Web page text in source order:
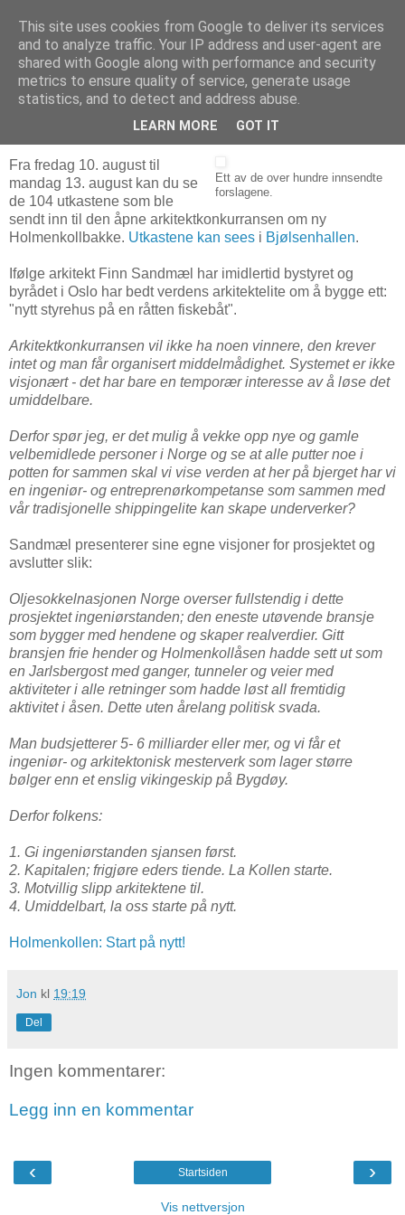
Arkitektur & Miljøteknologi
11 august 2007
- Start på nytt i Holmenkollen
Ett av de over hundre innsendte
forslagene.
Fra fredag 10. august til
mandag 13. august kan du se
de 104 utkastene som ble
sendt inn til den åpne arkitektkonkurransen om ny
Holmenkollbakke. Utkastene kan sees i Bjølsenhallen.
Ifølge arkitekt Finn Sandmæl har imidlertid bystyret og
byrådet i Oslo har bedt verdens arkitektelite om å bygge ett:
"nytt styrehus på en råtten fiskebåt".
Arkitektkonkurransen vil ikke ha noen vinnere, den krever
intet og man får organisert middelmådighet. Systemet er ikke
visjonært - det har bare en temporær interesse av å løse det
umiddelbare.
Derfor spør jeg, er det mulig å vekke opp nye og gamle
velbemidlede personer i Norge og se at alle putter noe i
potten for sammen skal vi vise verden at her på bjerget har vi
en ingeniør- og entreprenørkompetanse som sammen med
vår tradisjonelle shippingelite kan skape underverker?
Sandmæl presenterer sine egne visjoner for prosjektet og
avslutter slik:
Oljesokkelnasjonen Norge overser fullstendig i dette
prosjektet ingeniørstanden; den eneste utøvende bransje
som bygger med hendene og skaper realverdier. Gitt
bransjen frie hender og Holmenkollåsen hadde sett ut som
en Jarlsbergost med ganger, tunneler og veier med
aktiviteter i alle retninger som hadde løst all fremtidig
aktivitet i åsen. Dette uten årelang politisk svada.
Man budsjetterer 5- 6 milliarder eller mer, og vi får et
ingeniør- og arkitektonisk mesterverk som lager større
bølger enn et enslig vikingeskip på Bygdøy.
Derfor folkens:
1. Gi ingeniørstanden sjansen først.
2. Kapitalen; frigjøre eders tiende. La Kollen starte.
3. Motvillig slipp arkitektene til.
4. Umiddelbart, la oss starte på nytt.
Holmenkollen: Start på nytt!
Jon kl 19:19
Del
Ingen kommentarer:
Legg inn en kommentar
‹ ›
Startsiden
Vis nettversjon
This site uses cookies from Google to deliver its services
and to analyze traffic. Your IP address and user-agent are
shared with Google along with performance and security
metrics to ensure quality of service, generate usage
statistics, and to detect and address abuse.
LEARN MORE GOT IT